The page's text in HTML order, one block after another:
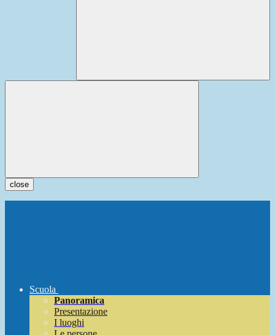
close
Scuola
Panoramica
Presentazione
I luoghi